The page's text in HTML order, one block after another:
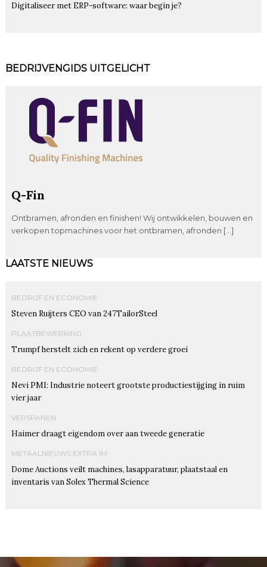
Digitaliseer met ERP-software: waar begin je?
BEDRIJVENGIDS UITGELICHT
Q-Fin
Ontbramen, afronden en finishen! Wij ontwikkelen, bouwen en
verkopen topmachines voor het ontbramen, afronden […]
LAATSTE NIEUWS
BEDRIJF EN ECONOMIE
Steven Ruijters CEO van 247TailorSteel
PLAATBEWERKING
Trumpf herstelt zich en rekent op verdere groei
BEDRIJF EN ECONOMIE
Nevi PMI: Industrie noteert grootste productiestijging in ruim
vier jaar
VERSPANEN
Haimer draagt eigendom over aan tweede generatie
METAALNIEUWS EXTRA IM
Dome Auctions veilt machines, lasapparatuur, plaatstaal en
inventaris van Solex Thermal Science